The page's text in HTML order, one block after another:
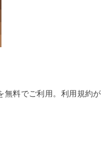
無料でご利用。利用規約が